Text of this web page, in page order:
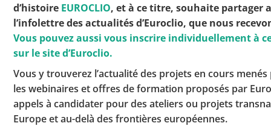
Toutes les actualités
Les rendez-vous de l’APHG
Concours de recrutement
d’histoire EUROCLIO, et à ce titre, souhaite partager
l’infolettre des actualités d’Euroclio, que nous
Vous pouvez aussi vous inscrire individuellement à
sur le site d’Euroclio.
Vous y trouverez l’actualité des projets en cours
les webinaires et offres de formation proposés par
appels à candidater pour des ateliers ou projets
Europe et au-delà des frontières européennes.